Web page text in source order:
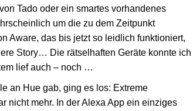
Tado oder ein smartes vorhandenes
um die zu dem Zeitpunkt
Aware, das bis jetzt so leidlich funktioniert,
Story… Die rätselhaften Geräte konnte ich
lief auch – noch …
an Hue gab, ging es los: Extreme
nicht mehr. In der Alexa App ein einziges